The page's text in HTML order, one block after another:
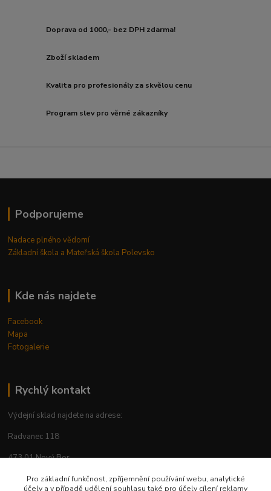
Doprava od 1000,- bez DPH zdarma!
Zboží skladem
Kvalita pro profesionály za skvělou cenu
Program slev pro věrné zákazníky
Podporujeme
Nadace plného vědomí
Základní škola a Mateřská škola Polevsko
Kde nás najdete
Facebook
Mapa
Fotogalerie
Rychlý kontakt
Výdejní sklad najdete na adrese:
Radvanec 118
473 01 Nový Bor
tel: +420 605 283 713
Pro základní funkčnost, zpříjemnění používání webu, analytické
účely a v případě udělení souhlasu také pro účely cílení reklamy